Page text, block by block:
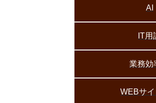
AI
IT用
業務効
WEBサ